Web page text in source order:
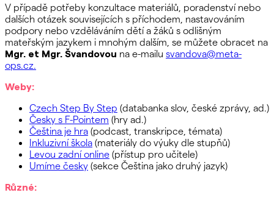
V případě potřeby konzultace materiálů, poradenství nebo
dalších otázek souvisejících s příchodem, nastavováním
podpory nebo vzděláváním dětí a žáků s odlišným
mateřským jazykem i mnohým dalším, se můžete obracet na
Mgr. et Mgr. Švandovou na e-mailu svandova@meta-
ops.cz.
Weby:
Czech Step By Step (databanka slov, české zprávy, ad.)
Česky s F-Pointem (hry ad.)
Čeština je hra (podcast, transkripce, témata)
Inkluzivní škola (materiály do výuky dle stupňů)
Levou zadní online (přístup pro učitele)
Umíme česky (sekce Čeština jako druhý jazyk)
Různé: